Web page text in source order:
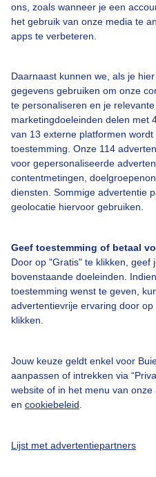
ons, zoals wanneer je een
het gebruik van onze media te
apps te verbeteren.
Daarnaast kunnen we, als je
gegevens gebruiken om onze
te personaliseren en je
marketingdoeleinden delen met
van 13 externe platformen
toestemming. Onze 114
voor gepersonaliseerde
contentmetingen,
diensten. Sommige advertentie
geolocatie hiervoor gebruiken.
Geef toestemming of betaal
Door op "Gratis" te klikken, geef
bovenstaande doeleinden.
toestemming wenst te geven,
advertentievrije ervaring door op
klikken.
Jouw keuze geldt enkel voor
aanpassen of intrekken via
website of in het menu van
en cookiebeleid
Lijst met advertentiepartners
Over Buienradar
Bedrijfsgegevens
Contact
Toegankelijkheid
Gebruikersvoorwaarden
Adverteren
Privacy beleid
Cookie beleid